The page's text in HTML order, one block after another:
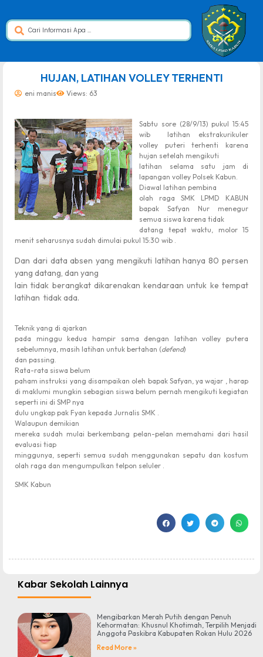
HUJAN, LATIHAN VOLLEY TERHENTI
eni manis Views: 63
Sabtu sore (28/9/13) pukul 15:45
wib latihan ekstrakurikuler
volley puteri terhenti karena
hujan setelah mengikuti
latihan selama satu jam di
lapangan volley Polsek Kabun.
Diawal latihan pembina
olah raga SMK LPMD KABUN
bapak Safyan Nur menegur
semua siswa karena tidak
datang tepat waktu, molor 15
menit seharusnya sudah dimulai pukul 15:30 wib .
Dan dari data absen yang mengikuti latihan hanya 80 persen
yang datang, dan yang
lain tidak berangkat dikarenakan kendaraan untuk ke tempat
latihan tidak ada.
Teknik yang di ajarkan
pada minggu kedua hampir sama dengan latihan volley putera
sebelumnya, masih latihan untuk bertahan (defend)
dan passing.
Rata-rata siswa belum
paham instruksi yang disampaikan oleh bapak Safyan, ya wajar , harap
di maklumi mungkin sebagian siswa belum pernah mengikuti kegiatan
seperti ini di SMP nya
dulu ungkap pak Fyan kepada Jurnalis SMK .
Walaupun demikian
mereka sudah mulai berkembang pelan-pelan memahami dari hasil
evaluasi tiap
minggunya, seperti semua sudah menggunakan sepatu dan kostum
olah raga dan mengumpulkan telpon seluler .
SMK Kabun
Kabar Sekolah Lainnya
Mengibarkan Merah Putih dengan Penuh
Kehormatan: Khusnul Khotimah, Terpilih Menjadi
Anggota Paskibra Kabupaten Rokan Hulu 2026
Read More »